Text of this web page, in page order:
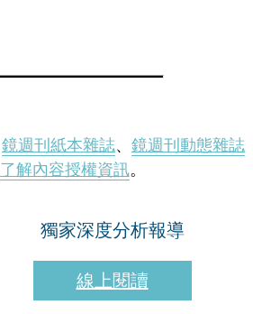
鏡週刊紙本雜誌、 鏡週刊動態雜誌
了解內容授權資訊。
獨家深度分析報導
線上閱讀